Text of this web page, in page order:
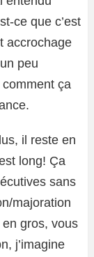
ce que c’est
accrochage
peu
ça
il reste en
long! Ça
sans
majoration
en gros, vous
j’imagine